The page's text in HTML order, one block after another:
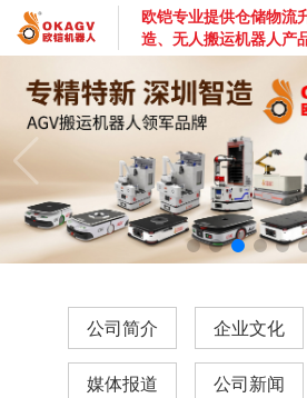
欧铠专业提供仓储物流
造、无人搬运机器人产
公司简介 企业文化
媒体报道 公司新闻